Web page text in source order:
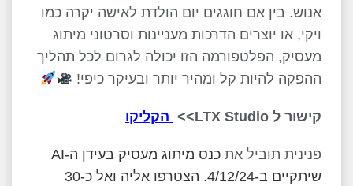
אנוש. בין אם חוגגים יום הולדת לאישה יקרה כמו
ויקי, או יוצרים הדרכות מעניינות וסרטוני מיתוג
מעסיק, הפלטפורמה הזו יכולה לגרום לכל תהליך
ההפקה להיות קל ומהיר יותר ובעיקר כיפי!
קישור ל הקליקו
פנינית תוביל את
כנס מיתוג מעסיק בעידן ה-AI
שיתקיים ב-4/12/24. הצטרפו אליה ואל כ-30